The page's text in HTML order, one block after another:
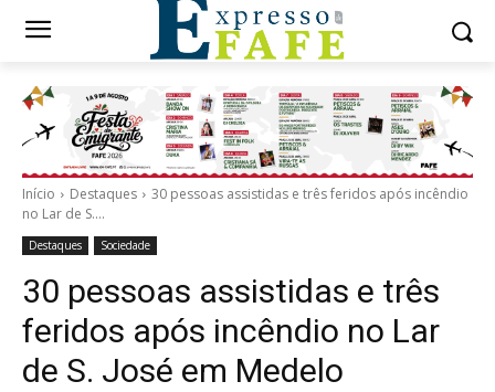
Início Destaques
30 pessoas assistidas e três feridos após incêndio
no Lar de S....
Destaques Sociedade
30 pessoas assistidas e três
feridos após incêndio no Lar
de S. José em Medelo